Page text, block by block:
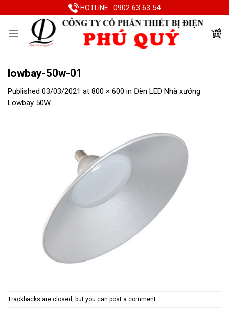
to
HOTLINE 0902 63 63 54
lowbay-50w-01
Published 03/03/2021 at 800 × 600 in Đèn LED Nhà xưởng
Lowbay 50W
Trackbacks are closed, but you can post a comment.